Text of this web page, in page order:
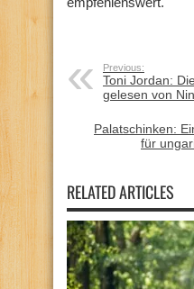
Previous:
Toni Jordan:
gelesen von
Palatschinken:
für
RELATED ARTICLES